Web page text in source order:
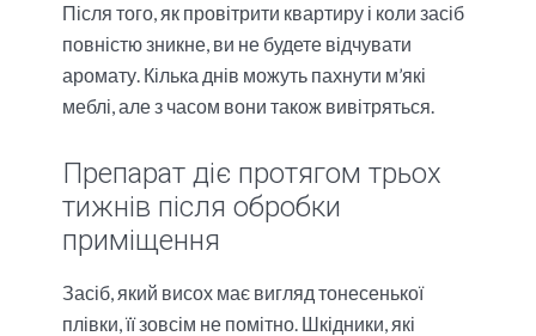
Після того, як провітрити квартиру і коли засіб
повністю зникне, ви не будете відчувати
аромату. Кілька днів можуть пахнути м’які
меблі, але з часом вони також вивітряться.
Препарат діє протягом трьох
тижнів після обробки
приміщення
Засіб, який висох має вигляд тонесенької
плівки, її зовсім не помітно. Шкідники, які